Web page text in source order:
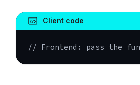
Client code
// Frontend: pass the